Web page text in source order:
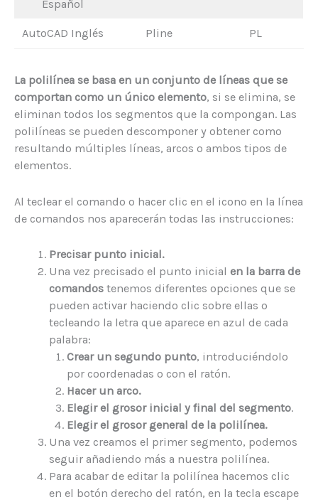
Español
AutoCAD Inglés Pline PL
La polilínea se basa en un conjunto de líneas que se
comportan como un único elemento, si se elimina, se
eliminan todos los segmentos que la compongan. Las
polilíneas se pueden descomponer y obtener como
resultando múltiples líneas, arcos o ambos tipos de
elementos.
Al teclear el comando o hacer clic en el icono en la línea
de comandos nos aparecerán todas las instrucciones:
Precisar punto inicial.
Una vez precisado el punto inicialen la barra de
comandostenemos diferentes opciones que se
pueden activar haciendo clic sobre ellas o
tecleando la letra que aparece en azul de cada
palabra:
Crear un segundo punto, introduciéndolo
por coordenadas o con el ratón.
Hacer un arco.
Elegir el grosor inicial y final del segmento.
Elegir el grosor general de la polilínea.
Una vez creamos el primer segmento, podemos
seguir añadiendo más a nuestra polilínea.
Para acabar de editar la polilínea hacemos clic
en el botón derecho del ratón, en la tecla escape